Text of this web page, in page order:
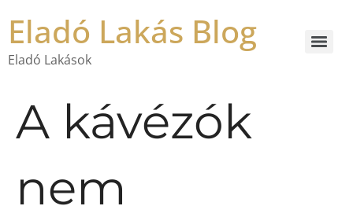
Eladó Lakás Blog
Eladó Lakások
A kávézók
nem